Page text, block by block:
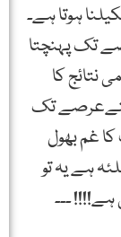
ہوتا ہے۔
تک پہنچتا
نتائج کا
اتنےعرصے تک
غم بھول
ہے یہ تو
ہے!!!! ۔۔۔